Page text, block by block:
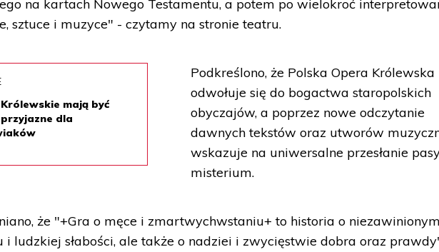
na kartach Nowego Testamentu, a potem po wielokroć
sztuce i muzyce" - czytamy na stronie teatru.
mają być
dla
Podkreślono, że Polska Opera Królewska
odwołuje się do bogactwa staropolskich
obyczajów, a poprzez nowe odczytanie
dawnych tekstów oraz utworów
wskazuje na uniwersalne przesłanie
misterium.
że "+Gra o męce i zmartwychwstaniu+ to historia o niezawinionym
i ludzkiej słabości, ale także o nadziei i zwycięstwie dobra oraz